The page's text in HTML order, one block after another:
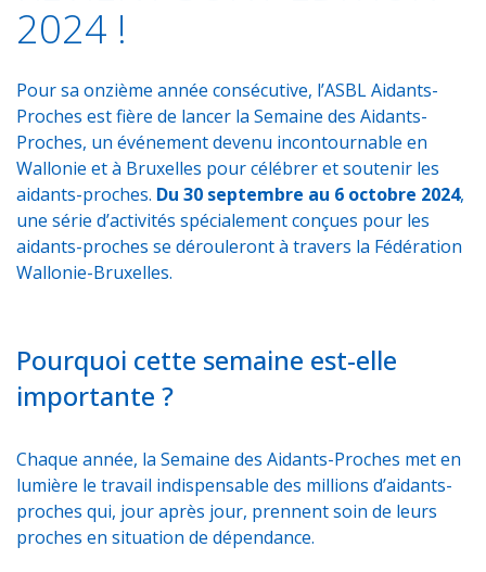
2024 !
Pour sa onzième année consécutive, l’ASBL Aidants-
Proches est fière de lancer la Semaine des Aidants-
Proches, un événement devenu incontournable en
Wallonie et à Bruxelles pour célébrer et soutenir les
aidants-proches. Du 30 septembre au 6 octobre 2024,
une série d’activités spécialement conçues pour les
aidants-proches se dérouleront à travers la Fédération
Wallonie-Bruxelles.
Pourquoi cette semaine est-elle
importante ?
Chaque année, la Semaine des Aidants-Proches met en
lumière le travail indispensable des millions d’aidants-
proches qui, jour après jour, prennent soin de leurs
proches en situation de dépendance.